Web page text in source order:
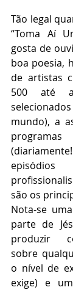
Tão legal
“Toma Aí
gosta de
boa poesia,
de artistas
500 até
mundo), a
são os
Nota-se
parte de
produzir
sobre
o nível de
exige) e